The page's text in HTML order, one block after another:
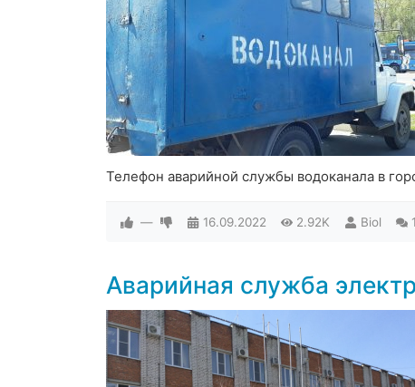
Телефон аварийной службы водоканала в
— 16.09.2022 2.92K Biol 1
Аварийная служба